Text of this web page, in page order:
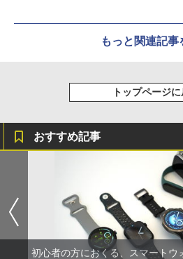
もっと関連記事
トップページ
おすすめ記事
初心者の方におくる、スマートウ